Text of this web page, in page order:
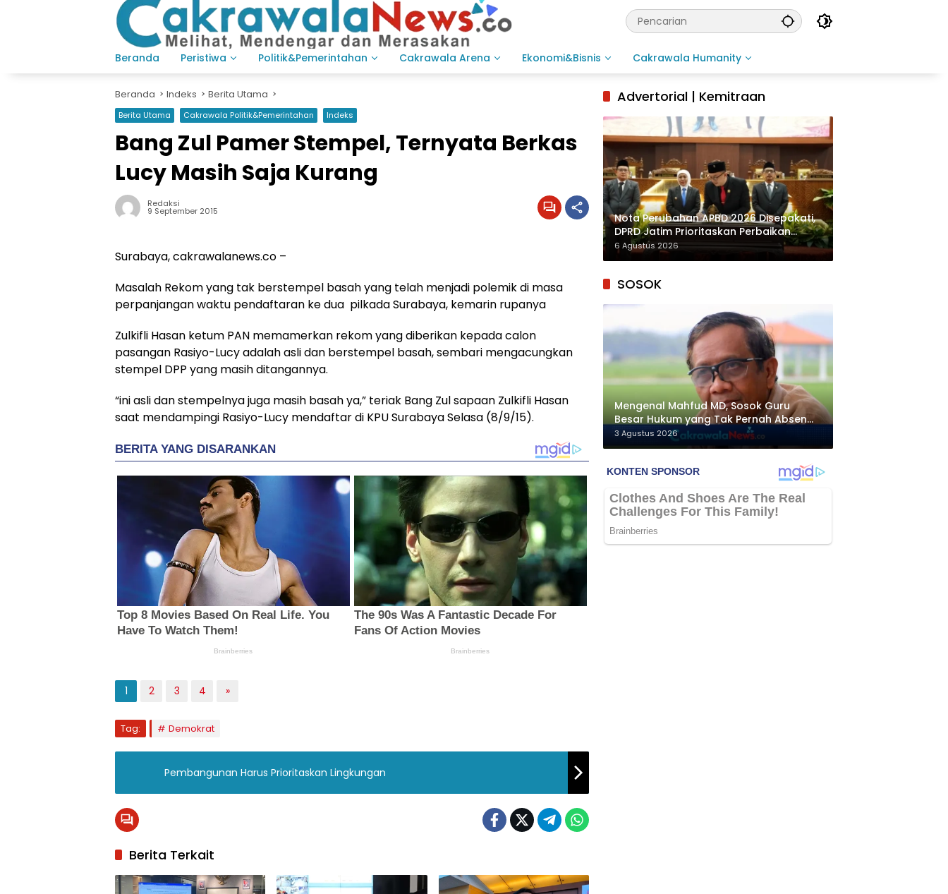
Beranda
Peristiwa Politik&Pemerintahan Cakrawala Arena Ekonomi&Bisnis Cakrawala Humanity
Beranda Indeks Berita Utama
Berita Utama Cakrawala Politik&Pemerintahan Indeks
Bang Zul Pamer Stempel, Ternyata Berkas
Lucy Masih Saja Kurang
Redaksi
9 September 2015
Surabaya, cakrawalanews.co –
Masalah Rekom yang tak berstempel basah yang telah menjadi polemik di masa
perpanjangan waktu pendaftaran ke dua pilkada Surabaya, kemarin rupanya
Zulkifli Hasan ketum PAN memamerkan rekom yang diberikan kepada calon
pasangan Rasiyo-Lucy adalah asli dan berstempel basah, sembari mengacungkan
stempel DPP yang masih ditangannya.
“ini asli dan stempelnya juga masih basah ya,” teriak Bang Zul sapaan Zulkifli Hasan
saat mendampingi Rasiyo-Lucy mendaftar di KPU Surabaya Selasa (8/9/15).
1 2 3 4 »
Tag: Demokrat
Pembangunan Harus Prioritaskan Lingkungan
Berita Terkait
Advertorial | Kemitraan
Nota Perubahan APBD 2026 Disepakati,
DPRD Jatim Prioritaskan Perbaikan
Infrastruktur dan Penyelesaian TPG
6 Agustus 2026
SOSOK
Mengenal Mahfud MD, Sosok Guru
Besar Hukum yang Tak Pernah Absen
Mengawal Isu Bangsa
3 Agustus 2026